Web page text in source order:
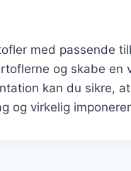
med passende
og skabe en
kan du sikre,
og virkelig